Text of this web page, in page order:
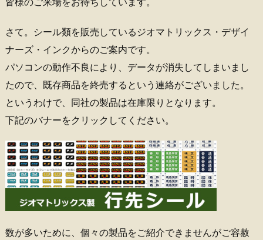
さて。シール類を販売しているジオマトリックス・デザイ
ナーズ・インクからのご案内です。
パソコンの動作不良により、データが消失してしまいまし
たので、既存商品を終売するという連絡がございました。
というわけで、同社の製品は在庫限りとなります。
下記のバナーをクリックしてください。
数が多いために、個々の製品をご紹介できませんがご容赦